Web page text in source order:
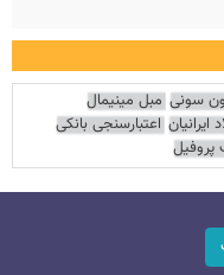
سونی مبل مینیمال
اعتبارسنجی بانکی